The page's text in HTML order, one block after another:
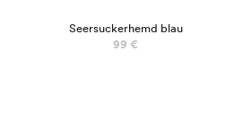
Seersuckerhemd blau
99 €